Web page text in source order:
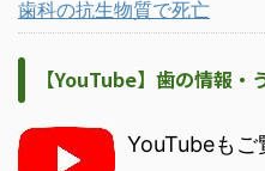
歯科の抗生物質で死亡
【YouTube】歯の情報・
YouTubeもご